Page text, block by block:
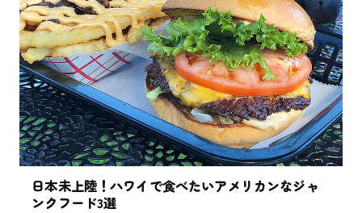
日本未上陸！ハワイで食べたいアメリカンなジャ
ンクフード3選